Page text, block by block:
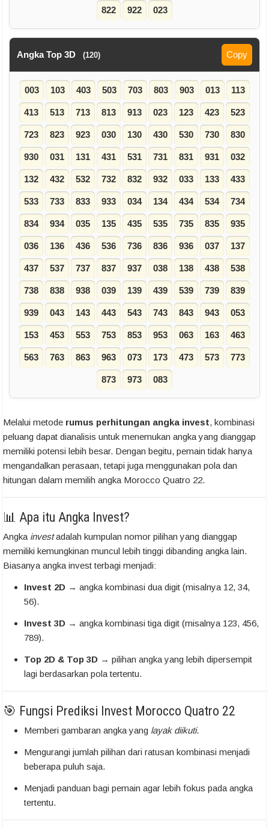
822 922 023
Angka Top 3D (120) Copy
003 103 403 503 703 803 903 013 113
413 513 713 813 913 023 123 423 523
723 823 923 030 130 430 530 730 830
930 031 131 431 531 731 831 931 032
132 432 532 732 832 932 033 133 433
533 733 833 933 034 134 434 534 734
834 934 035 135 435 535 735 835 935
036 136 436 536 736 836 936 037 137
437 537 737 837 937 038 138 438 538
738 838 938 039 139 439 539 739 839
939 043 143 443 543 743 843 943 053
153 453 553 753 853 953 063 163 463
563 763 863 963 073 173 473 573 773
873 973 083
Melalui metode rumus perhitungan angka invest, kombinasi
peluang dapat dianalisis untuk menemukan angka yang dianggap
memiliki potensi lebih besar. Dengan begitu, pemain tidak hanya
mengandalkan perasaan, tetapi juga menggunakan pola dan
hitungan dalam memilih angka Morocco Quatro 22.
📊 Apa itu Angka Invest?
Angka investadalah kumpulan nomor pilihan yang dianggap
memiliki kemungkinan muncul lebih tinggi dibanding angka lain.
Biasanya angka invest terbagi menjadi:
Invest 2D → angka kombinasi dua digit (misalnya 12, 34,
56).
Invest 3D → angka kombinasi tiga digit (misalnya 123, 456,
789).
Top 2D & Top 3D → pilihan angka yang lebih dipersempit
lagi berdasarkan pola tertentu.
🎯 Fungsi Prediksi Invest Morocco Quatro 22
Memberi gambaran angka yang layak diikuti.
Mengurangi jumlah pilihan dari ratusan kombinasi menjadi
beberapa puluh saja.
Menjadi panduan bagi pemain agar lebih fokus pada angka
tertentu.